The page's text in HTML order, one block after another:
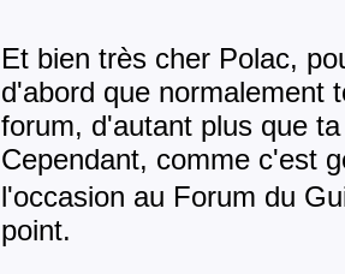
Et bien très cher Polac,
d'abord que normalement
forum, d'autant plus que
Cependant, comme c'est
l'occasion au Forum du
point.